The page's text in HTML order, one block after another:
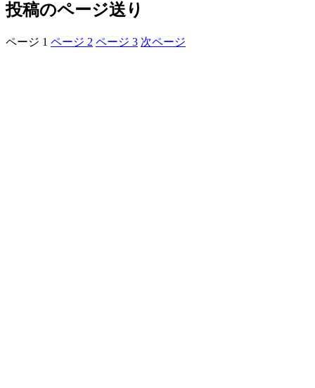
投稿のページ送り
ページ 1 ページ 2 ページ 3 次ページ